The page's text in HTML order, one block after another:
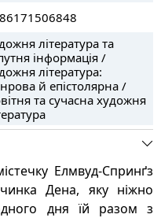
література та
інформація /
література:
й епістолярна /
та сучасна художня
Елмвуд-Спринґз
Дена, яку ніжно
дня їй разом з